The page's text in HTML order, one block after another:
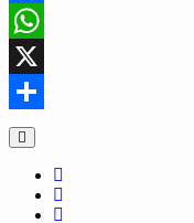
Facebook
WhatsApp
X
Share